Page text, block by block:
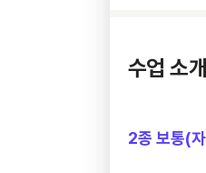
수업 소개
2종 보통(